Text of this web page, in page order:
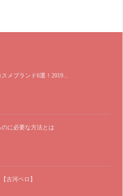
メブランド6選！2019...
に必要な方法とは
古河ベロ】